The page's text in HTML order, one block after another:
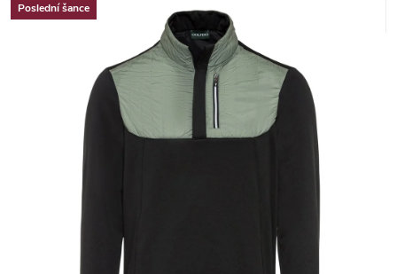
Poslední šance